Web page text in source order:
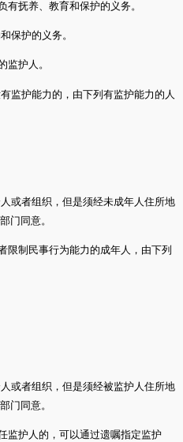
抚养、教育和保护的义务。
保护的义务。
护人。
监护能力的，由下列有监护能力的人
或者组织，但是须经未成年人住所地
门同意。
制民事行为能力的成年人，由下列
或者组织，但是须经被监护人住所地
门同意。
监护人的，可以通过遗嘱指定监护